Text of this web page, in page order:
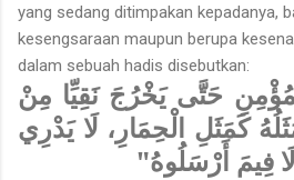
yang sedang ditimpakan kepadanya,
kesengsaraan maupun berupa
dalam sebuah hadis disebutkan:
حَتَّى يَخْرُجَ نَقِيِّا مِنْ
كَمَثَلِ الْحِمَارِ، لَا يَدْرِي
فِيمَ أَرْسَلُوهُ"